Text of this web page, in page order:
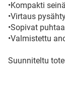
•Kompakti
•Virtaus
•Sopivat
•Valmistettu
Suunniteltu